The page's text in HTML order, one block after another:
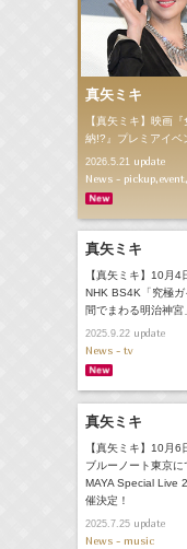
真矢ミキ
【真矢ミキ】映画『
納!?』プレミアイベ
2026.5.21 update
News -
真矢ミキ
【真矢ミキ】10月4
NHK BS4K「究極ガ
間でまわる明治神宮
2025.9.22update
News - tv
真矢ミキ
【真矢ミキ】10月6
ブルーノート東京に
MAYA Special Live
催決定！
2025.7.25update
News - music